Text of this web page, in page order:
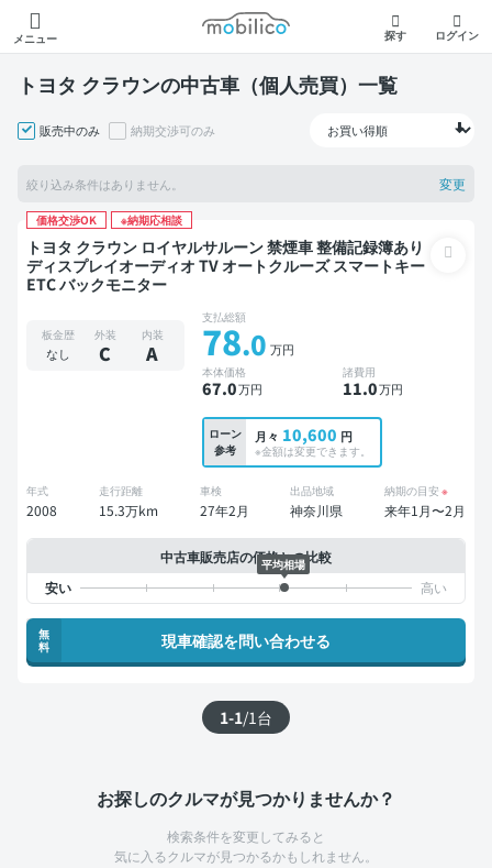
メニュー
モビリコ
探す ログイン
トヨタ クラウンの中古車（個人売買）一覧
販売中のみ 納期交渉可のみ
絞り込み条件はありません。 変更
価格交渉OK ※納期応相談
トヨタ クラウン ロイヤルサルーン 禁煙車 整備記録簿あり
ディスプレイオーディオ TV オートクルーズ スマートキー
ETC バックモニター
板金歴
なし
外装
C
内装
A
支払総額
78.0 万円
本体価格
67.0万円
諸費用
11.0万円
ローン
参考
月々 10,600 円
※金額は変更できます。
年式
2008
走行距離
15.3万km
車検
27年2月
出品地域
神奈川県
納期の目安 ※
来年1月〜2月
中古車販売店の価格との比較
平均相場
無
料
現車確認を問い合わせる
1-1/1台
お探しのクルマが見つかりませんか？
検索条件を変更してみると
気に入るクルマが見つかるかもしれません。